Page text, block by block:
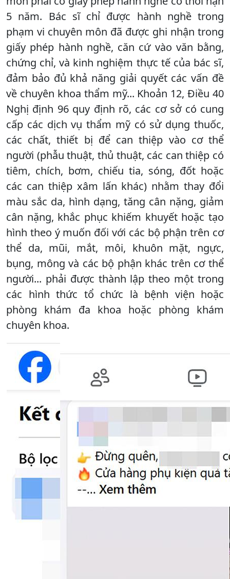
5 năm. Bác sĩ chỉ được hành nghề trong
phạm vi chuyên môn đã được ghi nhận trong
giấy phép hành nghề, căn cứ vào văn bằng,
chứng chỉ, và kinh nghiệm thực tế của bác sĩ,
đảm bảo đủ khả năng giải quyết các vấn đề
về chuyên khoa thẩm mỹ... Khoản 12, Điều 40
Nghị định 96 quy định rõ, các cơ sở có cung
cấp các dịch vụ thẩm mỹ có sử dụng thuốc,
các chất, thiết bị để can thiệp vào cơ thể
người (phẫu thuật, thủ thuật, các can thiệp có
tiêm, chích, bơm, chiếu tia, sóng, đốt hoặc
các can thiệp xâm lấn khác) nhằm thay đổi
màu sắc da, hình dạng, tăng cân nặng, giảm
cân nặng, khắc phục khiếm khuyết hoặc tạo
hình theo ý muốn đối với các bộ phận trên cơ
thể da, mũi, mắt, môi, khuôn mặt, ngực,
bụng, mông và các bộ phận khác trên cơ thể
người... phải được thành lập theo một trong
các hình thức tổ chức là bệnh viện hoặc
phòng khám đa khoa hoặc phòng khám
chuyên khoa.